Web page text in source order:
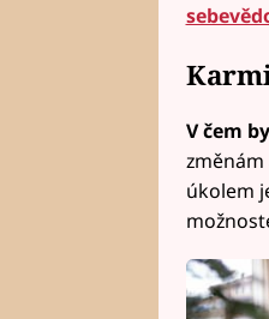
V čem
změnám
úkolem